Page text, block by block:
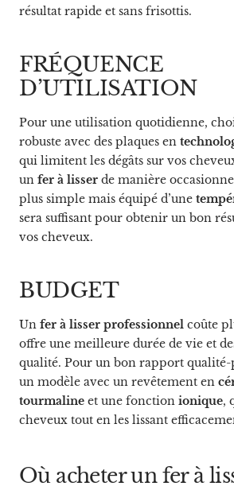
résultat rapide et sans frisottis.
FRÉQUENCE
D’UTILISATION
Pour une utilisation quotidienne,
robuste avec des plaques en
qui limitent les dégâts sur vos
un fer à lisser de manière
plus simple mais équipé d’une
sera suffisant pour obtenir un bon
vos cheveux.
BUDGET
Un fer à lisser professionnel coûte
offre une meilleure durée de vie et
qualité. Pour un bon rapport
un modèle avec un revêtement en
tourmaline et une fonction ionique,
cheveux tout en les lissant
Où acheter un fer à